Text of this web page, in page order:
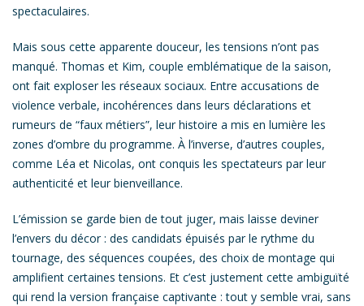
spectaculaires.
Mais sous cette apparente douceur, les tensions n’ont pas
manqué. Thomas et Kim, couple emblématique de la saison,
ont fait exploser les réseaux sociaux. Entre accusations de
violence verbale, incohérences dans leurs déclarations et
rumeurs de “faux métiers”, leur histoire a mis en lumière les
zones d’ombre du programme. À l’inverse, d’autres couples,
comme Léa et Nicolas, ont conquis les spectateurs par leur
authenticité et leur bienveillance.
L’émission se garde bien de tout juger, mais laisse deviner
l’envers du décor : des candidats épuisés par le rythme du
tournage, des séquences coupées, des choix de montage qui
amplifient certaines tensions. Et c’est justement cette ambiguïté
qui rend la version française captivante : tout y semble vrai, sans